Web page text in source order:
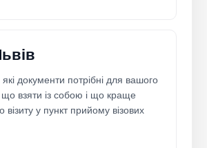
документи потрібні для вашого
що взяти із собою і що краще
візиту у пункт прийому візових